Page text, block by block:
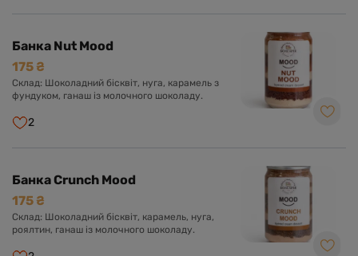
Банка Nut Mood
175 ₴
Склад: Шоколадний бісквіт, нуга, карамель з
фундуком, ганаш із молочного шоколаду.
2
Банка Crunch Mood
175 ₴
Склад: Шоколадний бісквіт, карамель, нуга,
роялтин, ганаш із молочного шоколаду.